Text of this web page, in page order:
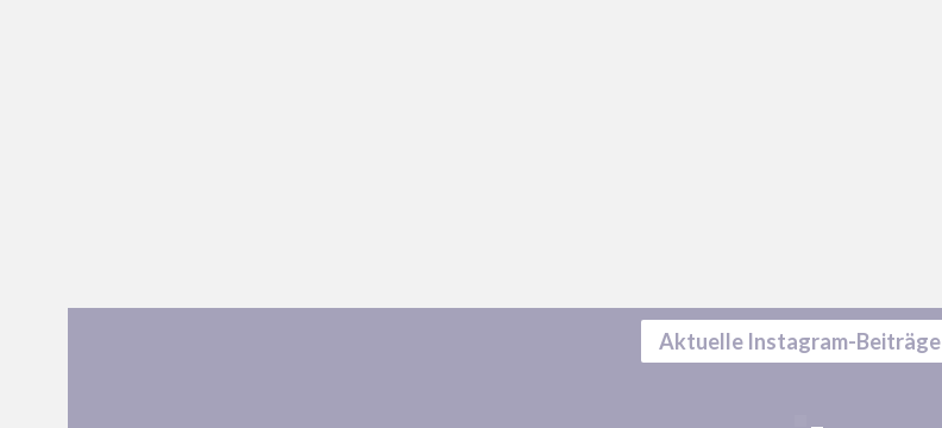
Aktuelle Instagram-Beiträge